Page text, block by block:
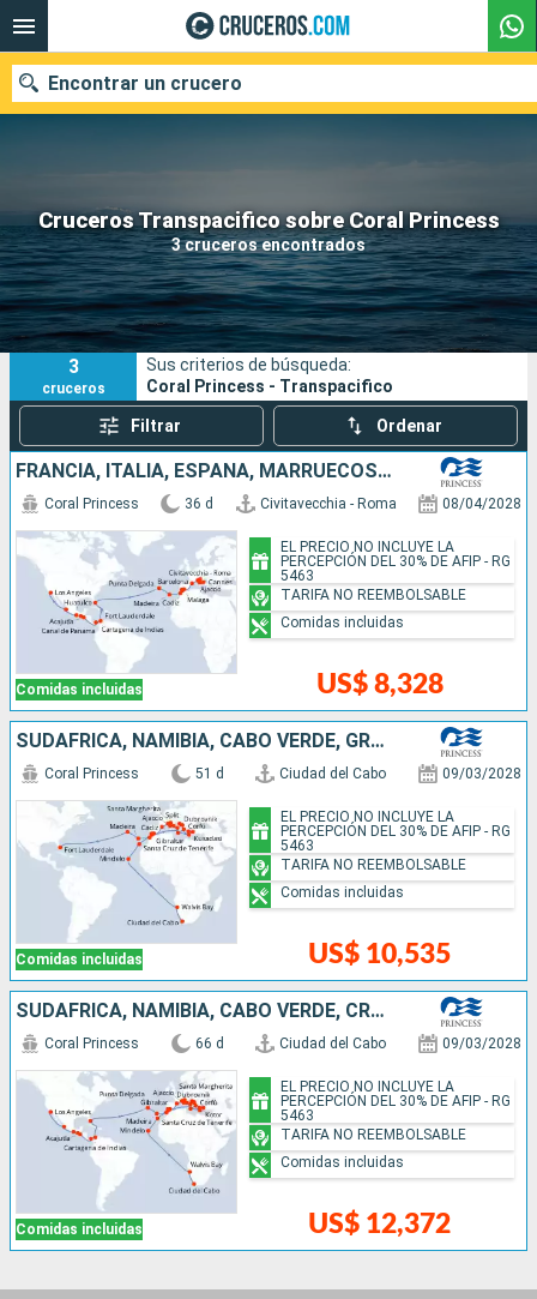
Cruceros Transpacifico sobre Coral Princess
3 cruceros encontrados
Encontrar un crucero
Nuestros destinos
Fecha de salida
Puertos Compañías
Buscar
3
cruceros
Sus criterios de búsqueda:
Coral Princess - Transpacifico
Filtrar Ordenar
FRANCIA, ITALIA, ESPAÑA, MARRUECOS, PORTUGAL, COLOMBIA, PANAMÁ, SALVADOR, MÉXICO, ESTADOS UNIDOS
Comidas incluidas
Coral Princess 36 d Civitavecchia - Roma 08/04/2028
US$ 8,328
EL PRECIO NO INCLUYE LA
PERCEPCIÓN DEL 30% DE AFIP - RG
5463
TARIFA NO REEMBOLSABLE
Comidas incluidas
SUDAFRICA, NAMIBIA, CABO VERDE, GRECIA, CROACIA, MONTENEGRO, TURQUÍA, ITALIA, FRANCIA, ESPAÑA, MARRUECOS, PORTUGAL, ESTADOS UNIDOS
Comidas incluidas
Coral Princess 51 d Ciudad del Cabo 09/03/2028
US$ 10,535
EL PRECIO NO INCLUYE LA
PERCEPCIÓN DEL 30% DE AFIP - RG
5463
TARIFA NO REEMBOLSABLE
Comidas incluidas
SUDAFRICA, NAMIBIA, CABO VERDE, CROACIA, MONTENEGRO, GRECIA, TURQUÍA, ITALIA, FRANCIA, ESPAÑA, MARRUECOS, PORTUGAL, COLOMBIA, PANAMÁ, SALVADOR, MÉXICO, ESTADOS UNIDOS
Comidas incluidas
Coral Princess 66 d Ciudad del Cabo 09/03/2028
US$ 12,372
EL PRECIO NO INCLUYE LA
PERCEPCIÓN DEL 30% DE AFIP - RG
5463
TARIFA NO REEMBOLSABLE
Comidas incluidas